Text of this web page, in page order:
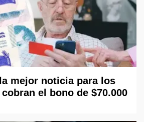
mejor noticia para los
el bono de $70.000